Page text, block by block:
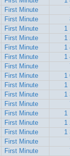
First Minute
First Minute
First Minute
1
First Minute
1
First Minute
1
First Minute
1
First Minute
First Minute
1
First Minute
1
First Minute
1
First Minute
First Minute
1
First Minute
1
First Minute
1
First Minute
First Minute